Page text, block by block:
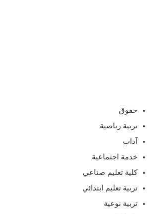
حقوق
تربية رياضية
آداب
خدمة اجتماعية
كلية تعليم صناعي
تربية تعليم ابتدائي
تربية نوعية